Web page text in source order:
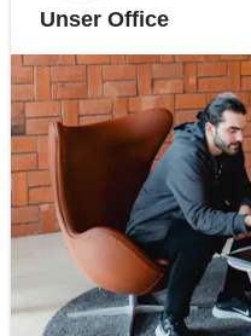
Unser Office